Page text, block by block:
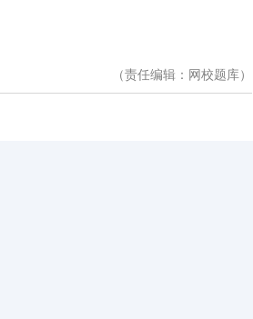
（责任编辑：网校题库）